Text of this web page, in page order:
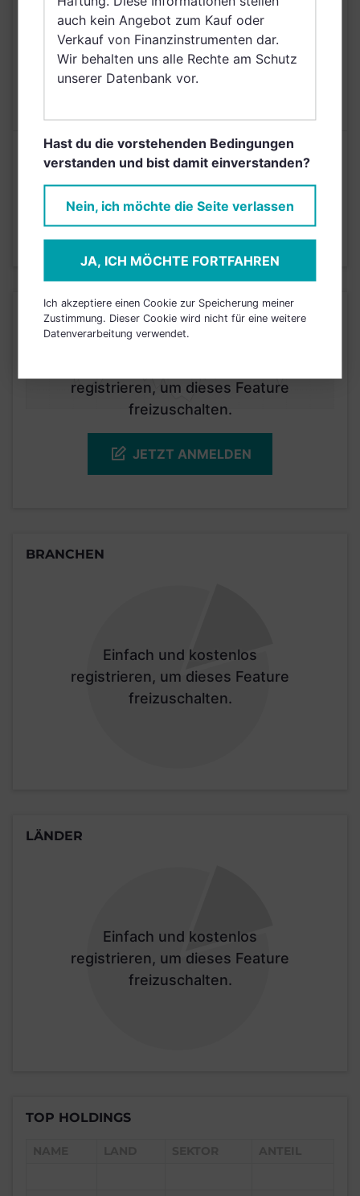
Nordirland, Schweiz,
Irland, Südafrika
AUSGABEAUFSCHLAG 5,00%
MAX. LAUFENDE
Risikoeinstufung laut Anbieter (KID)
2 3 4 5 6
KURSENTWICKLUNG
registrieren, um dieses Feature
freizuschalten.
JETZT ANMELDEN
BRANCHEN
Einfach und kostenlos
registrieren, um dieses Feature
freizuschalten.
LÄNDER
Einfach und kostenlos
registrieren, um dieses Feature
freizuschalten.
TOP HOLDINGS
auch kein Angebot zum Kauf oder
Verkauf von Finanzinstrumenten dar.
Wir behalten uns alle Rechte am Schutz
unserer Datenbank vor.
Hast du die vorstehenden Bedingungen
verstanden und bist damit einverstanden?
Nein, ich möchte die Seite verlassen
JA, ICH MÖCHTE FORTFAHREN
Ich akzeptiere einen Cookie zur Speicherung meiner
Zustimmung. Dieser Cookie wird nicht für eine weitere
Datenverarbeitung verwendet.